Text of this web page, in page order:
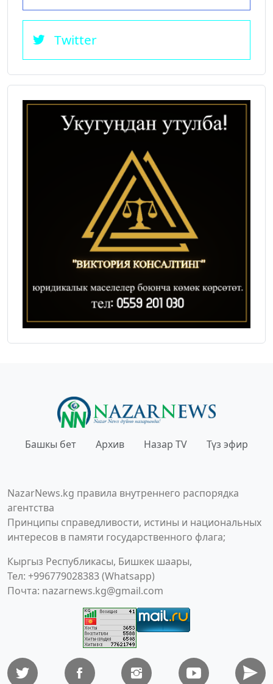
Twitter
Башкы бет Архив Назар TV Түз эфир
NazarNews.kg правила внутреннего распорядка
агентства
Принципы справедливости, истины и национальных
интересов в памяти государственного флага;
Кыргыз Республикасы, Бишкек шаары,
Тел: +996779028383 (Whatsapp)
Почта: nazarnews.kg@gmail.com